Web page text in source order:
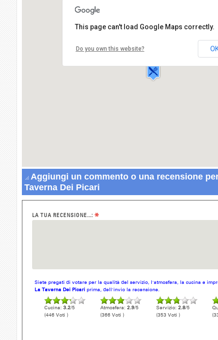
Trattoria La Taverna Dei Picari
Via Emilia Ponente,459
40100 BOLOGNA
This page can't load Google Maps correctly.
Do you own this website?
Aggiungi un commento o una recensione
Taverna Dei Picari
LA TUA RECENSIONE...: *
Siete pregati di votare per la qualità del servizio, l'atmosfera, la cucina e
La Taverna Dei Picari prima, dell'invio la recensione.
Cucina: 3.2/5
(446 Voti )
Atmosfera: 2.9/5
(366 Voti )
Servizio: 2.8/5
(353 Voti )